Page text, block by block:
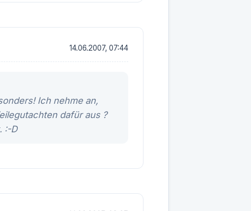
14.06.2007, 07:44
Ich nehme an,
dafür aus ?
:-D